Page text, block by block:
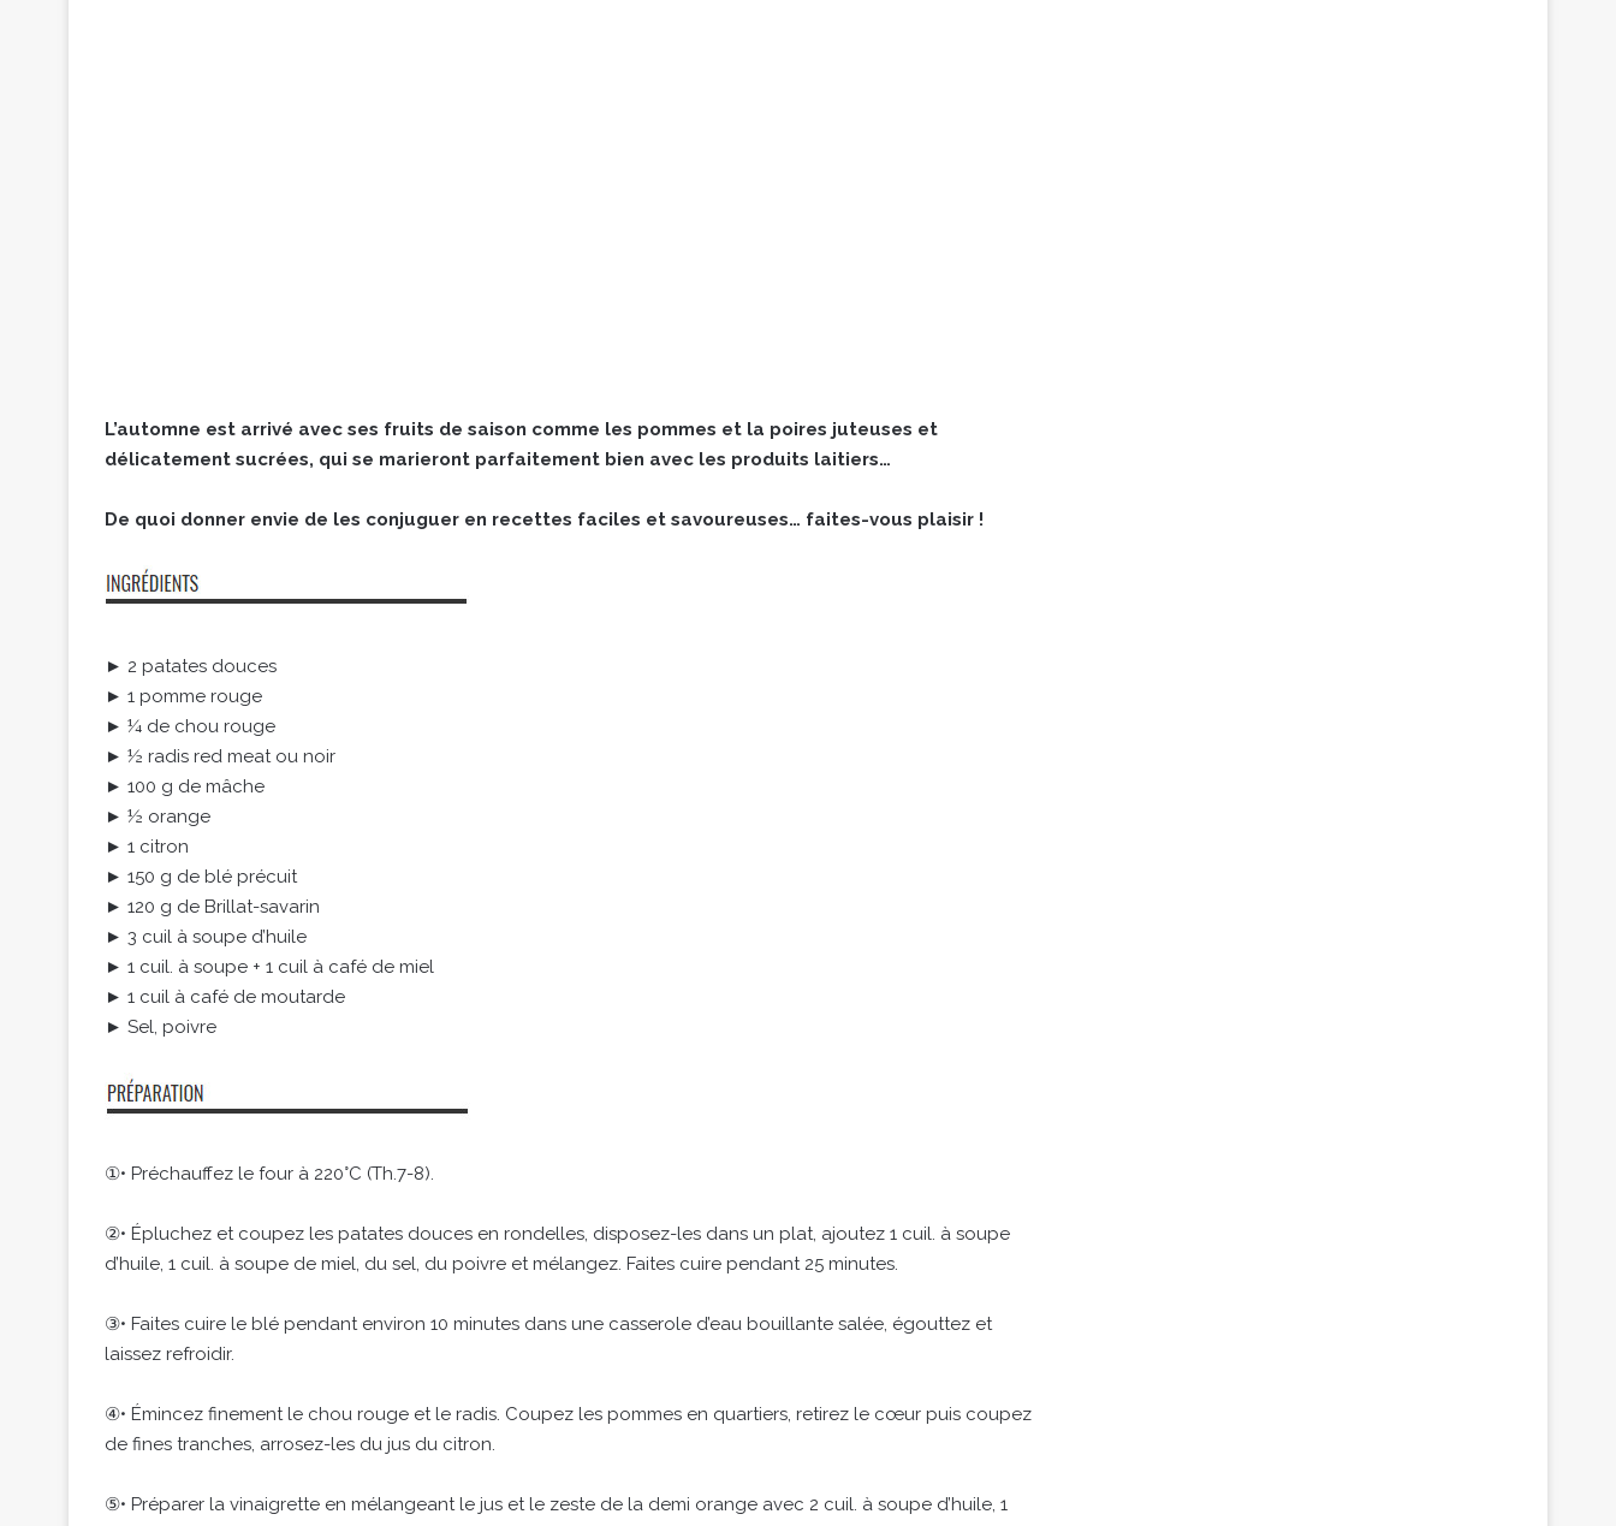
L’automne est arrivé avec ses fruits de saison comme les pommes et la poires juteuses et
délicatement sucrées, qui se marieront parfaitement bien avec les produits laitiers…
De quoi donner envie de les conjuguer en recettes faciles et savoureuses… faites-vous plaisir !
► 2 patates douces
► 1 pomme rouge
► ¼ de chou rouge
► ½ radis red meat ou noir
► 100 g de mâche
► ½ orange
► 1 citron
► 150 g de blé précuit
► 120 g de Brillat-savarin
► 3 cuil à soupe d’huile
► 1 cuil. à soupe + 1 cuil à café de miel
► 1 cuil à café de moutarde
► Sel, poivre
①• Préchauffez le four à 220°C (Th.7-8).
②• Épluchez et coupez les patates douces en rondelles, disposez-les dans un plat, ajoutez 1 cuil. à soupe
d’huile, 1 cuil. à soupe de miel, du sel, du poivre et mélangez. Faites cuire pendant 25 minutes.
③• Faites cuire le blé pendant environ 10 minutes dans une casserole d’eau bouillante salée, égouttez et
laissez refroidir.
④• Émincez finement le chou rouge et le radis. Coupez les pommes en quartiers, retirez le cœur puis coupez
de fines tranches, arrosez-les du jus du citron.
⑤• Préparer la vinaigrette en mélangeant le jus et le zeste de la demi orange avec 2 cuil. à soupe d’huile, 1